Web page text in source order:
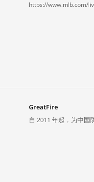
https://www.mlb.com/
GreatFire
自 2011 年起，为中国